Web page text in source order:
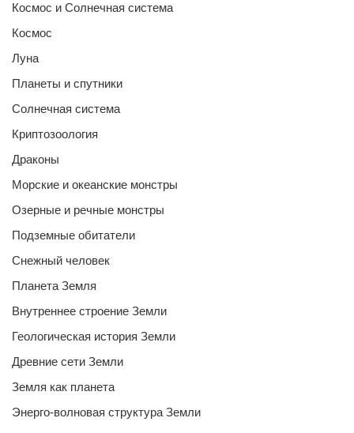
Космос и Солнечная система
Космос
Луна
Планеты и спутники
Солнечная система
Криптозоология
Драконы
Морские и океанские монстры
Озерные и речные монстры
Подземные обитатели
Снежный человек
Планета Земля
Внутреннее строение Земли
Геологическая история Земли
Древние сети Земли
Земля как планета
Энерго-волновая структура Земли